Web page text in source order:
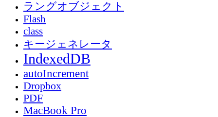
ラングオブジェクト
Flash
class
キージェネレータ
IndexedDB
autoIncrement
Dropbox
PDF
MacBook Pro